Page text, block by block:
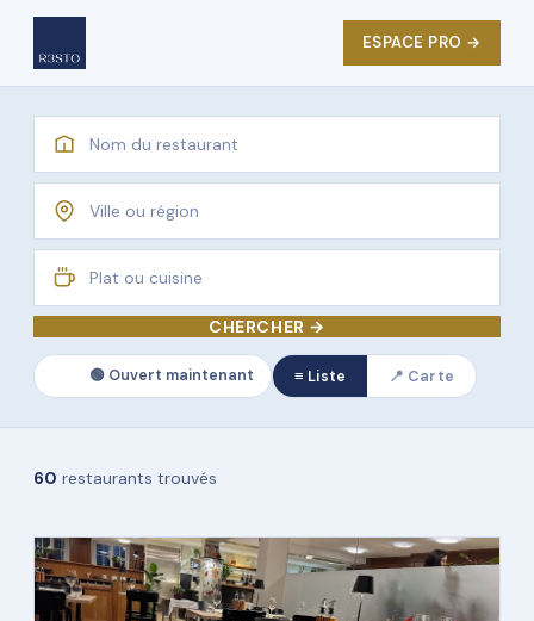
ESPACE PRO →
CHERCHER →
🟢 Ouvert maintenant ≡ Liste 📍 Carte
60 restaurants trouvés